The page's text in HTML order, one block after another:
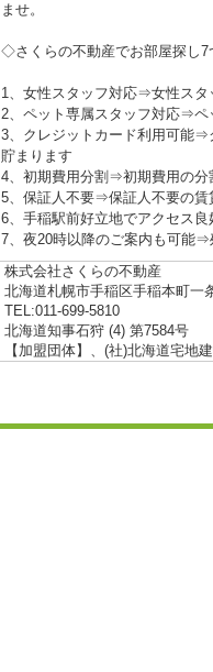
ませ。
◇さくらの不動産でお部屋探し
1、女性スタッフ対応⇒女性スタ
2、ペット専属スタッフ対応⇒ペ
3、クレジットカード利用可能⇒
貯まります
4、初期費用分割⇒初期費用の分
5、保証人不要⇒保証人不要の賃
6、手稲駅前好立地でアクセス
7、夜20時以降のご案内も可能⇒
株式会社さくらの不動産
北海道札幌市手稲区手稲本町一
TEL:011-699-5810
北海道知事石狩 (4) 第7584号
【加盟団体】、(社)北海道宅